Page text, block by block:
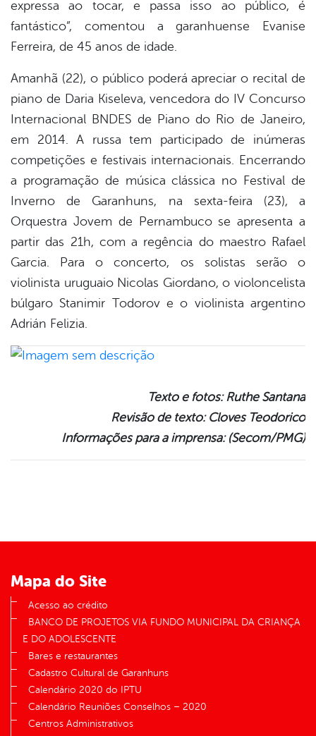
expressa ao tocar, e passa isso ao público, é
fantástico”, comentou a garanhuense Evanise
Ferreira, de 45 anos de idade.
Amanhã (22), o público poderá apreciar o recital de
piano de Daria Kiseleva, vencedora do IV Concurso
Internacional BNDES de Piano do Rio de Janeiro,
em 2014. A russa tem participado de inúmeras
competições e festivais internacionais. Encerrando
a programação de música clássica no Festival de
Inverno de Garanhuns, na sexta-feira (23), a
Orquestra Jovem de Pernambuco se apresenta a
partir das 21h, com a regência do maestro Rafael
Garcia. Para o concerto, os solistas serão o
violinista uruguaio Nicolas Giordano, o violoncelista
búlgaro Stanimir Todorov e o violinista argentino
Adrián Felizia.
Texto e fotos: Ruthe Santana
Revisão de texto: Cloves Teodorico
Informações para a imprensa: (Secom/PMG)
Mapa do Site
Acesso ao crédito
BANCO DE PROJETOS VIA FUNDO MUNICIPAL DA CRIANÇA
E DO ADOLESCENTE
Bares e restaurantes
Cadastro Cultural de Garanhuns
Calendário 2020 do IPTU
Calendário Reuniões Conselhos – 2020
Centros Administrativos